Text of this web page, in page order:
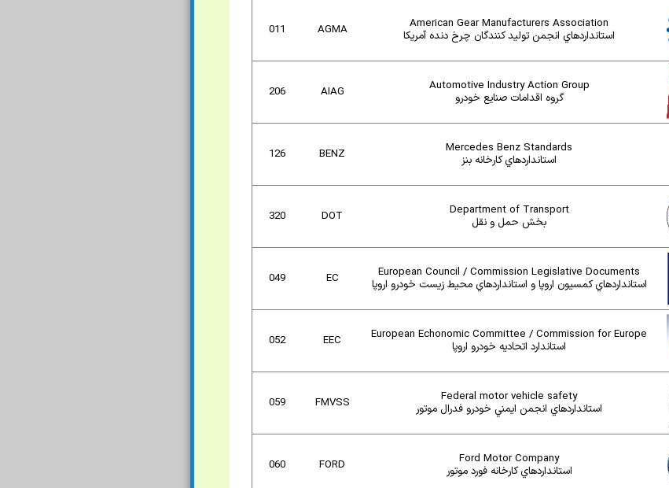
011 AGMA
American Gear Manufacturers Association
استانداردهاي انجمن توليد کنندگان چرخ دنده آمريکا
206 AIAG
Automotive Industry Action Group
گروه اقدامات صنايع خودرو
126 BENZ
Mercedes Benz Standards
استانداردهاي کارخانه بنز
320 DOT
Department of Transport
بخش حمل و نقل
049 EC
European Council / Commission Legislative Documents
استانداردهاي کمسيون اروپا و استانداردهاي محيط زيست خودرو اروپا
052 EEC
European Echonomic Committee / Commission for Europe
استاندارد اتحاديه خودرو اروپا
059 FMVSS
Federal motor vehicle safety
استانداردهاي انجمن ايمني خودرو فدرال موتور
060 FORD
Ford Motor Company
استانداردهاي کارخانه فورد موتور